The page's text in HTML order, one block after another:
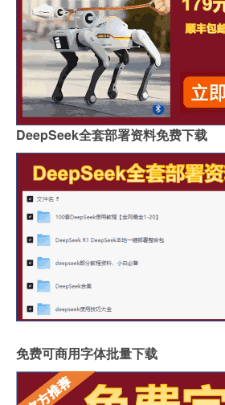
DeepSeek全套部署资料免费下载
免费可商用字体批量下载